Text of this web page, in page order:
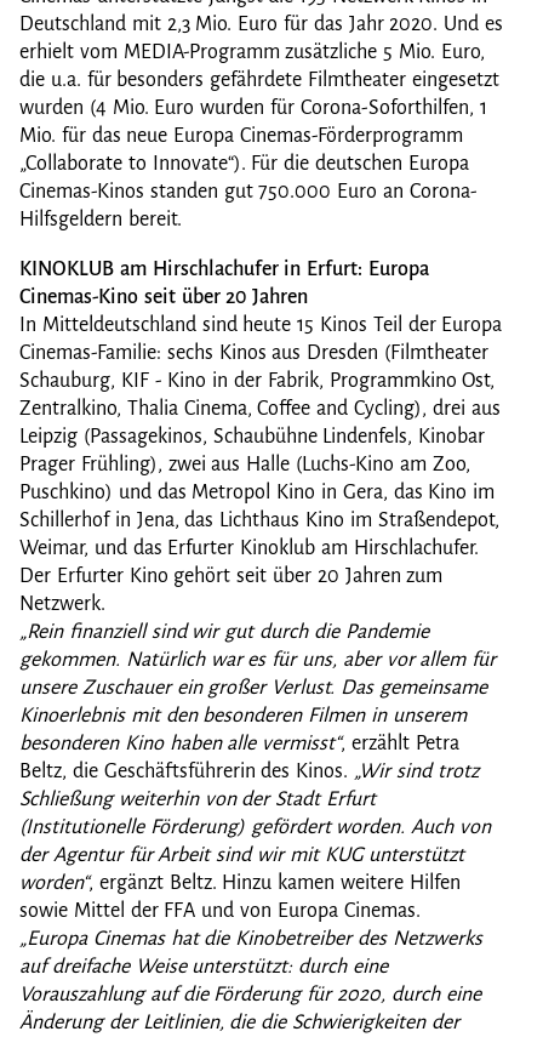
Deutschland mit 2,3 Mio. Euro für das Jahr 2020. Und es
erhielt vom MEDIA-Programm zusätzliche 5 Mio. Euro,
die u.a. für besonders gefährdete Filmtheater eingesetzt
wurden (4 Mio. Euro wurden für Corona-Soforthilfen, 1
Mio. für das neue Europa Cinemas-Förderprogramm
„Collaborate to Innovate“). Für die deutschen Europa
Cinemas-Kinos standen gut 750.000 Euro an Corona-
Hilfsgeldern bereit.
KINOKLUB am Hirschlachufer in Erfurt: Europa
Cinemas-Kino seit über 20 Jahren
In Mitteldeutschland sind heute 15 Kinos Teil der Europa
Cinemas-Familie: sechs Kinos aus Dresden (Filmtheater
Schauburg, KIF - Kino in der Fabrik, Programmkino Ost,
Zentralkino, Thalia Cinema, Coffee and Cycling), drei aus
Leipzig (Passagekinos, Schaubühne Lindenfels, Kinobar
Prager Frühling), zwei aus Halle (Luchs-Kino am Zoo,
Puschkino) und das Metropol Kino in Gera, das Kino im
Schillerhof in Jena, das Lichthaus Kino im Straßendepot,
Weimar, und das Erfurter Kinoklub am Hirschlachufer.
Der Erfurter Kino gehört seit über 20 Jahren zum
Netzwerk.
„Rein finanziell sind wir gut durch die Pandemie
gekommen. Natürlich war es für uns, aber vor allem für
unsere Zuschauer ein großer Verlust. Das gemeinsame
Kinoerlebnis mit den besonderen Filmen in unserem
besonderen Kino haben alle vermisst“, erzählt Petra
Beltz, die Geschäftsführerin des Kinos. „Wir sind trotz
Schließung weiterhin von der Stadt Erfurt
(Institutionelle Förderung) gefördert worden. Auch von
der Agentur für Arbeit sind wir mit KUG unterstützt
worden“, ergänzt Beltz. Hinzu kamen weitere Hilfen
sowie Mittel der FFA und von Europa Cinemas.
„Europa Cinemas hat die Kinobetreiber des Netzwerks
auf dreifache Weise unterstützt: durch eine
Vorauszahlung auf die Förderung für 2020, durch eine
Änderung der Leitlinien, die die Schwierigkeiten der